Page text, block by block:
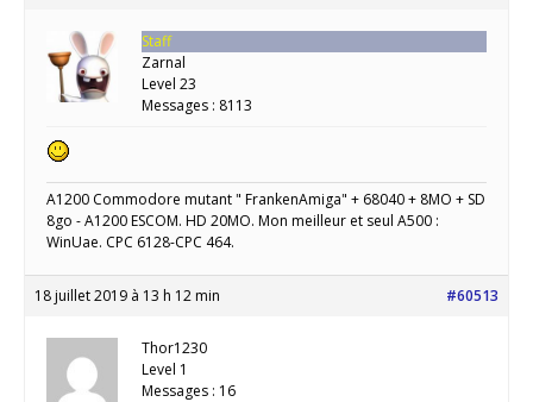
Staff
Zarnal
Level 23
Messages : 8113
A1200 Commodore mutant " FrankenAmiga" + 68040 + 8MO + SD
8go - A1200 ESCOM. HD 20MO. Mon meilleur et seul A500 :
WinUae. CPC 6128-CPC 464.
18 juillet 2019 à 13 h 12 min #60513
Thor1230
Level 1
Messages : 16